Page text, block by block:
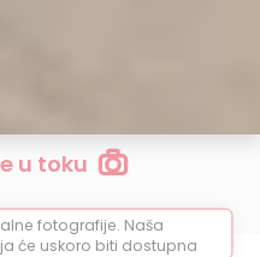
u toku
fotografije. Naša
će uskoro biti dostupna